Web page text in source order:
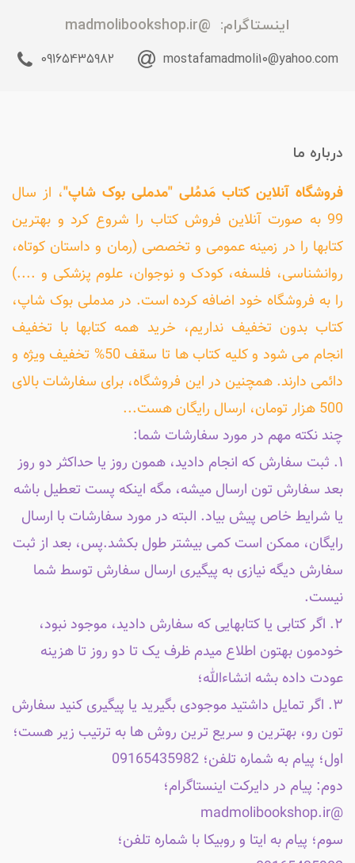
اینستاگرام: @madmolibookshop.ir
mostafamadmoli10@yahoo.com
09165435982
درباره ما
فروشگاه آنلاین کتاب مَدمُلی "مدملی بوک شاپ"، از سال
99 به صورت آنلاین فروش کتاب را شروع کرد و بهترین
کتابها را در زمینه عمومی و تخصصی (رمان و داستان کوتاه،
روانشناسی، فلسفه، کودک و نوجوان، علوم پزشکی و ....)
را به فروشگاه خود اضافه کرده است. در مدملی بوک شاپ،
کتاب بدون تخفیف نداریم، خرید همه کتابها با تخفیف
انجام می شود و کلیه کتاب ها تا سقف 50% تخفیف ویژه و
دائمی دارند. همچنین در این فروشگاه، برای سفارشات بالای
500 هزار تومان، ارسال رایگان هست...
چند نکته مهم در مورد سفارشات شما:
۱. ثبت سفارش که انجام دادید، همون روز یا حداکثر دو روز
بعد سفارش تون ارسال میشه، مگه اینکه پست تعطیل باشه
یا شرایط خاص پیش بیاد. البته در مورد سفارشات با ارسال
رایگان، ممکن است کمی بیشتر طول بکشد.پس، بعد از ثبت
سفارش دیگه نیازی به پیگیری ارسال سفارش توسط شما
نیست.
۲. اگر کتابی یا کتابهایی که سفارش دادید، موجود نبود،
خودمون بهتون اطلاع میدم ظرف یک تا دو روز تا هزینه
عودت داده بشه انشاءالله؛
۳. اگر تمایل داشتید موجودی بگیرید یا پیگیری کنید سفارش
تون رو، بهترین و سریع ترین روش ها به ترتیب زیر هست؛
اول؛ پیام به شماره تلفن؛ 09165435982
دوم: پیام در دایرکت اینستاگرام؛
@madmolibookshop.ir
سوم؛ پیام به ایتا و روبیکا با شماره تلفن؛